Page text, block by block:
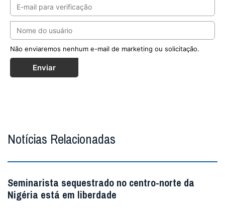
Não enviaremos nenhum e-mail de marketing ou solicitação.
Enviar
Notícias Relacionadas
Seminarista sequestrado no centro-norte da
Nigéria está em liberdade